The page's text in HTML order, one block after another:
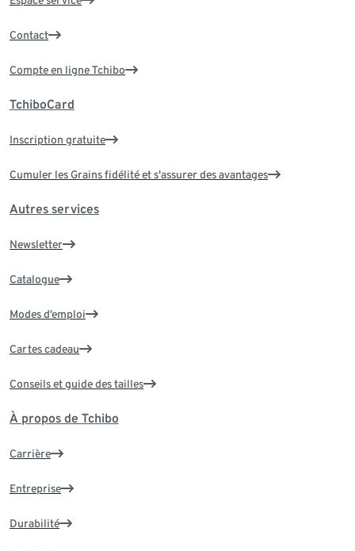
Contact
Compte en ligne Tchibo
TchiboCard
Inscription gratuite
Cumuler les Grains fidélité et s'assurer des avantages
Autres services
Newsletter
Catalogue
Modes d’emploi
Cartes cadeau
Conseils et guide des tailles
À propos de Tchibo
Carrière
Entreprise
Durabilité